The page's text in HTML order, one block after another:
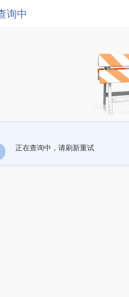
询中
正在查询中，请刷新重试